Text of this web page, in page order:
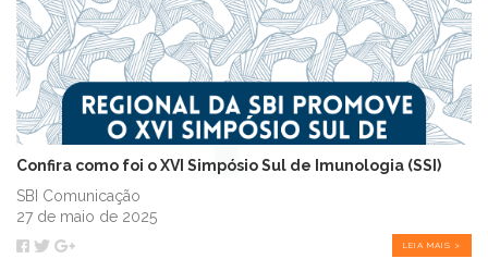
Confira como foi o XVI Simpósio Sul de Imunologia (SSI)
SBI Comunicação
27 de maio de 2025
LEIA MAIS >